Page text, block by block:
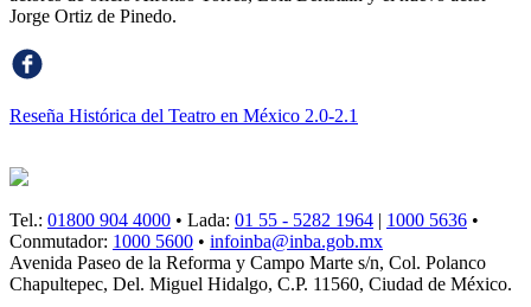
Jorge Ortiz de Pinedo.
Reseña Histórica del Teatro en México 2.0-2.1
Tel.: 01800 904 4000 • Lada: 01 55 - 5282 1964 | 1000 5636 •
Conmutador: 1000 5600 • infoinba@inba.gob.mx
Avenida Paseo de la Reforma y Campo Marte s/n, Col. Polanco
Chapultepec, Del. Miguel Hidalgo, C.P. 11560, Ciudad de México.